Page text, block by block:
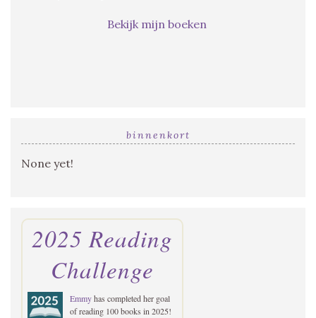
Bekijk mijn boeken
binnenkort
None yet!
2025 Reading
Challenge
Emmyhas completed her goal
of reading 100 books in 2025!